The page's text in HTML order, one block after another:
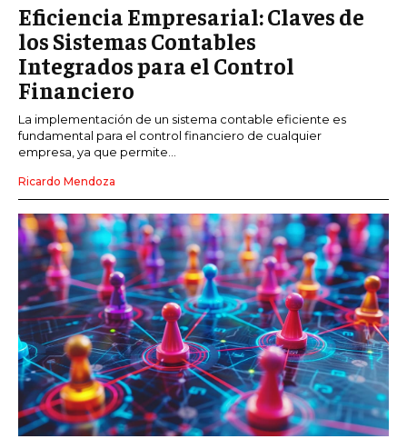
Eficiencia Empresarial: Claves de
los Sistemas Contables
Integrados para el Control
Financiero
La implementación de un sistema contable eficiente es
fundamental para el control financiero de cualquier
empresa, ya que permite...
Ricardo Mendoza